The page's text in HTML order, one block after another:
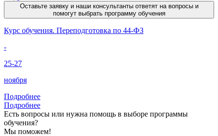
Оставьте заявку и наши консультанты ответят на вопросы и
помогут выбрать программу обучения
Курс обучения. Переподготовка по 44-ФЗ
-
25-27
ноября
Подробнее
Подробнее
Есть вопросы или нужна помощь в выборе программы
обучения?
Мы поможем!